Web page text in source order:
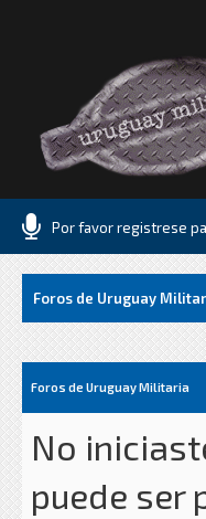
Por favor registrese
Foros de Uruguay
Foros de Uruguay Militaria
No
puede ser